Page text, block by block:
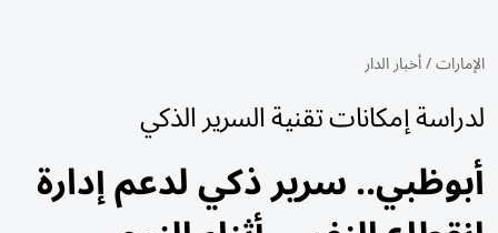
الإمارات/أخبار الدار
لدراسة إمكانات تقنية السرير الذكي
أبوظبي.. سرير ذكي لدعم إدارة